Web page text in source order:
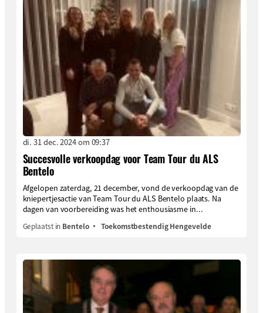
di. 31 dec. 2024 om 09:37
Succesvolle verkoopdag voor Team Tour du ALS
Bentelo
Afgelopen zaterdag, 21 december, vond de verkoopdag van de
kniepertjesactie van Team Tour du ALS Bentelo plaats. Na
dagen van voorbereiding was het enthousiasme in...
Geplaatst in Bentelo Toekomstbestendig Hengevelde